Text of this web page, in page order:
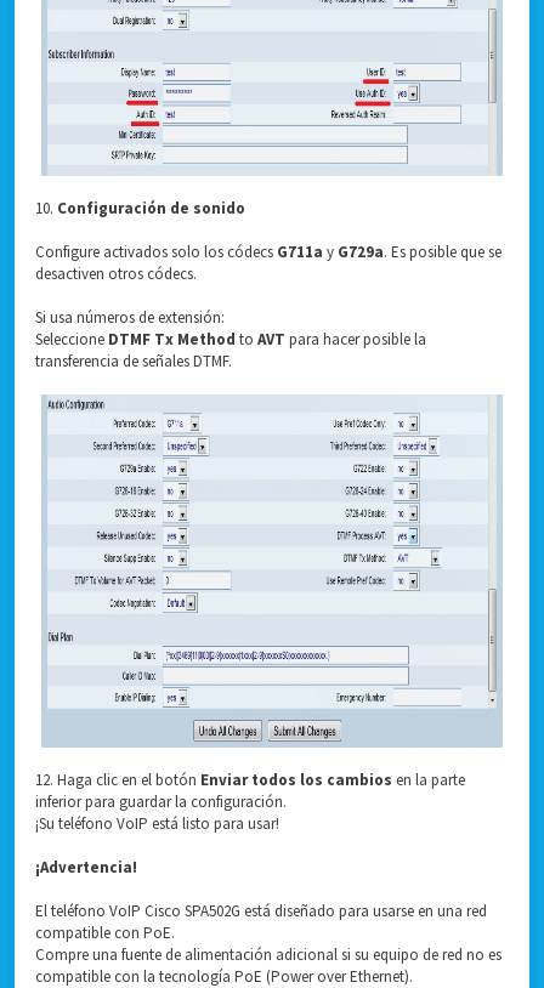
10. Configuración de sonido
Configure activados solo los códecs G711a y G729a. Es posible que se
desactiven otros códecs.
Si usa números de extensión:
Seleccione DTMF Tx Method to AVT para hacer posible la
transferencia de señales DTMF.
12. Haga clic en el botón Enviar todos los cambios en la parte
inferior para guardar la configuración.
¡Su teléfono VoIP está listo para usar!
¡Advertencia!
El teléfono VoIP Cisco SPA502G está diseñado para usarse en una red
compatible con PoE.
Compre una fuente de alimentación adicional si su equipo de red no es
compatible con la tecnología PoE (Power over Ethernet).